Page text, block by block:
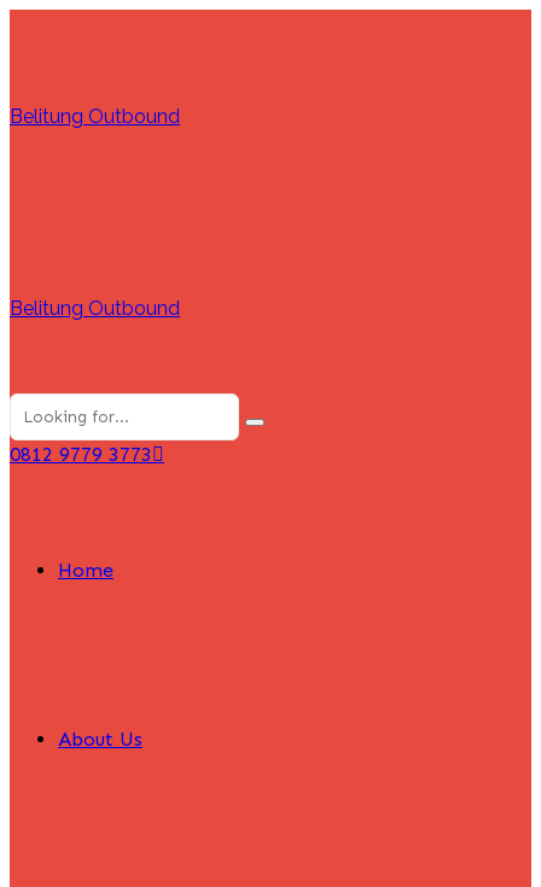
Belitung Outbound
Belitung Outbound
0812 9779 3773
Home
About Us